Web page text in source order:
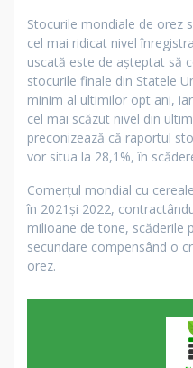
Stocurile mondiale de orez
cel mai ridicat nivel
uscată este de așteptat să
stocurile finale din Statele
minim al ultimilor opt ani,
cel mai scăzut nivel din
preconizează că raportul
vor situa la 28,1%, în
Comerțul mondial cu
în 2021și 2022,
milioane de tone, scăderile
secundare compensând o
orez.